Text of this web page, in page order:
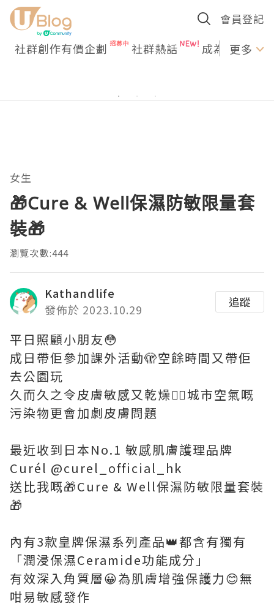
會員登記
社群創作有價企劃 社群熱話 成為U更多
女生
🎁Cure & Well保濕防敏限量套
裝🎁
瀏覽次數:444
Kathandlife
發佈於 2023.10.29
追蹤
平日照顧小朋友😳
成日帶佢參加課外活動🫣空餘時間又帶佢
去公園玩
久而久之令皮膚敏感又乾燥😮‍💨城市空氣嘅
污染物更會加劇皮膚問題
最近收到日本No.1 敏感肌膚護理品牌
Curél @curel_official_hk
送比我嘅🎁Cure & Well保濕防敏限量套裝
🎁
內有3款皇牌保濕系列產品👑都含有獨有
「潤浸保濕Ceramide功能成分」
有效深入角質層😀為肌膚增強保護力😊無
咁易敏感發作